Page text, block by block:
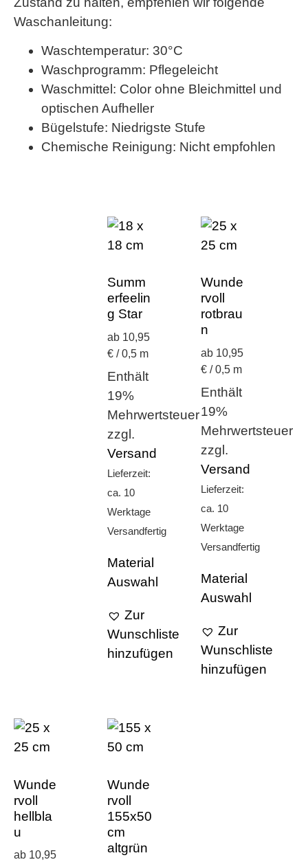
Waschanleitung:
Waschtemperatur: 30°C
Waschprogramm: Pflegeleicht
Waschmittel: Color ohne Bleichmittel und
optischen Aufheller
Bügelstufe: Niedrigste Stufe
Chemische Reinigung: Nicht empfohlen
Summ
erfeelin
g Star
ab 10,95
€ / 0,5 m
Enthält
19%
Mehrwertsteuer
zzgl.
Versand
Lieferzeit:
ca. 10
Werktage
Versandfertig
Material
Auswahl
Zur
Wunschliste
hinzufügen
Wunde
rvoll
rotbrau
n
ab 10,95
€ / 0,5 m
Enthält
19%
Mehrwertsteuer
zzgl.
Versand
Lieferzeit:
ca. 10
Werktage
Versandfertig
Material
Auswahl
Zur
Wunschliste
hinzufügen
Wunde
rvoll
hellbla
u
ab 10,95
Wunde
rvoll
155x50
cm
altgrün